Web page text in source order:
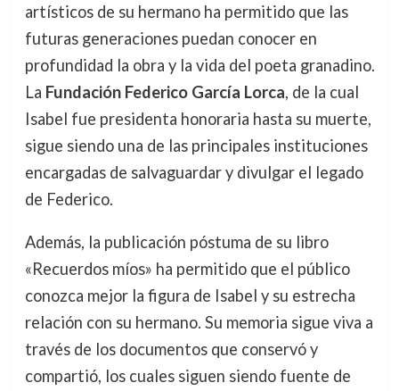
artísticos de su hermano ha permitido que las
futuras generaciones puedan conocer en
profundidad la obra y la vida del poeta granadino.
La Fundación Federico García Lorca, de la cual
Isabel fue presidenta honoraria hasta su muerte,
sigue siendo una de las principales instituciones
encargadas de salvaguardar y divulgar el legado
de Federico.
Además, la publicación póstuma de su libro
«Recuerdos míos» ha permitido que el público
conozca mejor la figura de Isabel y su estrecha
relación con su hermano. Su memoria sigue viva a
través de los documentos que conservó y
compartió, los cuales siguen siendo fuente de